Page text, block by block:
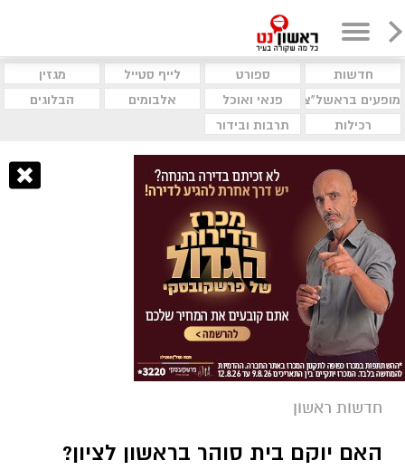
חדשות ספורט לייף סטייל
מגזין
מופעים בראשל"צ
פנאי ואוכל אלבומים
הבלוגים
רכילות
תרבות ובידור
חדשות ראשון
האם יוקם בית סוהר בראשון לציון?